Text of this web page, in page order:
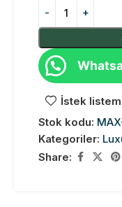
İstek
Stok kodu:
Kategoriler:
Share: